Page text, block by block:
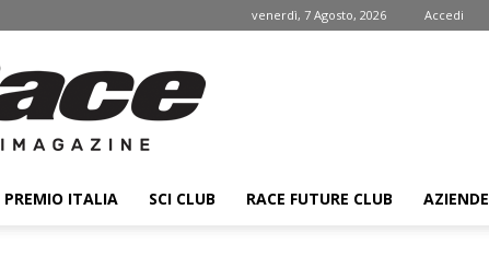
venerdì, 7 Agosto, 2026 Accedi
PREMIO ITALIA SCI CLUB RACE FUTURE CLUB AZIENDE